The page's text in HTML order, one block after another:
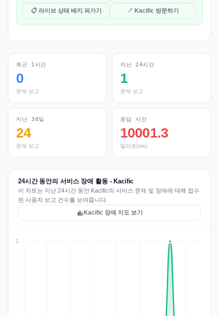
📋 라이브 상태 배지 퍼가기 ↗ Kacific 방문하기
최근 1시간
0
문제 보고
지난 24시간
1
문제 보고
지난 30일
24
문제 보고
응답 시간
10001.3
밀리초(ms)
24시간 동안의 서비스 장애 활동 - Kacific
이 차트는 지난 24시간 동안 Kacific의 서비스 문제 및 장애에 대해 접수
된 사용자 보고 건수를 보여줍니다.
Kacific 장애 지도 보기